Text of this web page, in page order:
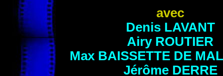
avec
Denis LAVANT
Airy ROUTIER
Max BAISSETTE DE
Jérôme DERRE